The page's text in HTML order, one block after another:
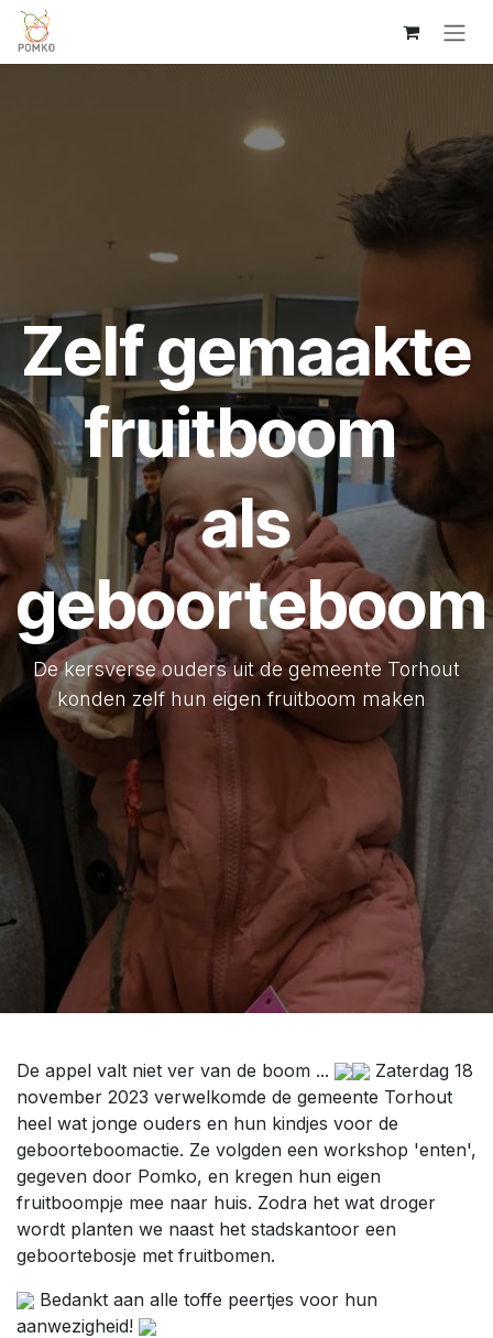
Overslaan naar inhoud
Zelf gemaakte
fruitboom
als
geboorteboom
De kersverse ouders uit de gemeente Torhout
konden zelf hun eigen fruitboom maken
De appel valt niet ver van de boom ...
Zaterdag 18
november 2023 verwelkomde de gemeente Torhout
heel wat jonge ouders en hun kindjes voor de
geboorteboomactie. Ze volgden een workshop 'enten',
gegeven door Pomko, en kregen hun eigen
fruitboompje mee naar huis. Zodra het wat droger
wordt planten we naast het stadskantoor een
geboortebosje met fruitbomen.
Bedankt aan alle toffe peertjes voor hun
aanwezigheid!